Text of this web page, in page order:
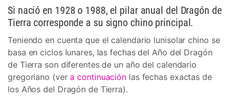
Si nació en 1928 o 1988, el pilar anual del Dragón de
Tierra corresponde a su signo chino principal.
Teniendo en cuenta que el calendario lunisolar chino se
basa en ciclos lunares, las fechas del Año del Dragón
de Tierra son diferentes de un año del calendario
gregoriano (vera continuación las fechas exactas de
los Años del Dragón de Tierra).